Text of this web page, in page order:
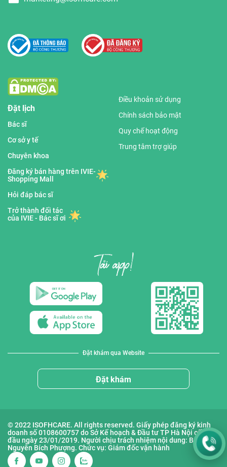
Đặt lịch
Bác sĩ
Cơ sở y tế
Chuyên khoa
Đăng ký bán hàng trên IVIE-
Shopping Mall
Hỏi đáp bác sĩ
Trở thành đối tác
của IVIE - Bác sĩ ơi
Điều khoản sử dụng
Chính sách bảo mật
Quy chế hoạt động
Trung tâm trợ giúp
Đặt khám qua Website
Đặt khám
© 2022 ISOFHCARE. All rights reserved. Giấy phép đăng ký kinh
doanh số 0108600757 do Sở Kế hoạch & Đầu tư TP Hà Nội cấp lần
đầu ngày 23/01/2019. Người chịu trách nhiệm nội dung: Bà
Nguyễn Bích Phượng. Chức vụ: Giám đốc vận hành